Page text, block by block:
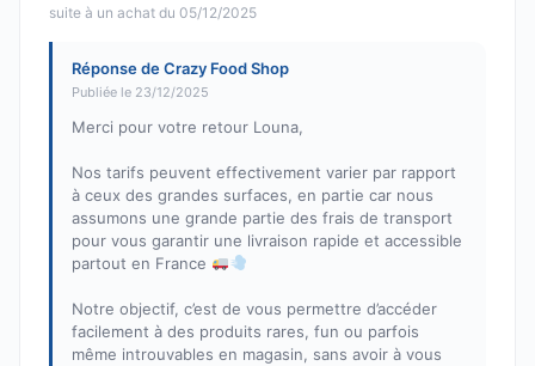
suite à un achat du 05/12/2025
Réponse de Crazy Food Shop
Publiée le 23/12/2025
Merci pour votre retour Louna,
Nos tarifs peuvent effectivement varier par rapport
à ceux des grandes surfaces, en partie car nous
assumons une grande partie des frais de transport
pour vous garantir une livraison rapide et accessible
partout en France
Notre objectif, c’est de vous permettre d’accéder
facilement à des produits rares, fun ou parfois
même introuvables en magasin, sans avoir à vous